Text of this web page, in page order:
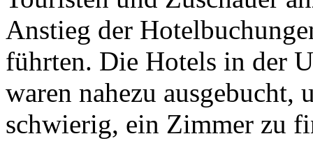
Anstieg der
führten. Die Hotels in der
waren nahezu
schwierig, ein Zimmer zu